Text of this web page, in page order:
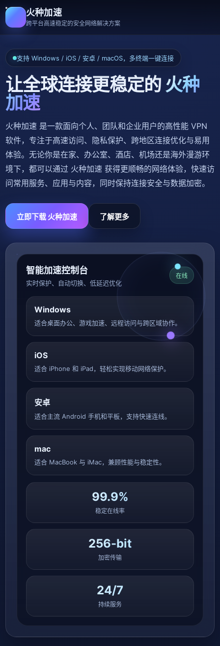
火种加速
跨平台高速稳定的安全网络解决方案
支持 Windows / iOS / 安卓 / macOS，多终端一键连接
让全球连接更稳定的 火种
加速
火种加速 是一款面向个人、团队和企业用户的高性能 VPN
软件，专注于高速访问、隐私保护、跨地区连接优化与易用
体验。无论你是在家、办公室、酒店、机场还是海外漫游环
境下，都可以通过 火种加速 获得更顺畅的网络体验，快速访
问常用服务、应用与内容，同时保持连接安全与数据加密。
立即下载 火种加速 了解更多
智能加速控制台
实时保护、自动切换、低延迟优化
在线
Windows
适合桌面办公、游戏加速、远程访问与跨区域协作。
iOS
适合 iPhone 和 iPad，轻松实现移动网络保护。
安卓
适合主流 Android 手机和平板，支持快速连线。
mac
适合 MacBook 与 iMac，兼顾性能与稳定性。
99.9%
稳定在线率
256-bit
加密传输
24/7
持续服务